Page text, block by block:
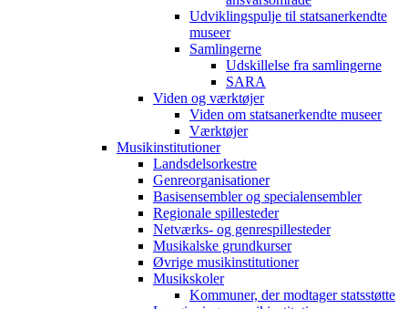
Udviklingspulje til statsanerkendte
museer
Samlingerne
Udskillelse fra samlingerne
SARA
Viden og værktøjer
Viden om statsanerkendte museer
Værktøjer
Musikinstitutioner
Landsdelsorkestre
Genreorganisationer
Basisensembler og specialensembler
Regionale spillesteder
Netværks- og genrespillesteder
Musikalske grundkurser
Øvrige musikinstitutioner
Musikskoler
Kommuner, der modtager statsstøtte